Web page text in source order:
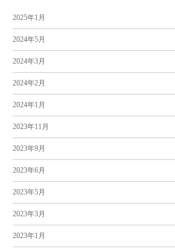
2025年1月
2024年5月
2024年3月
2024年2月
2024年1月
2023年11月
2023年9月
2023年6月
2023年5月
2023年3月
2023年1月